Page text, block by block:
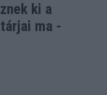
ki a
ma -